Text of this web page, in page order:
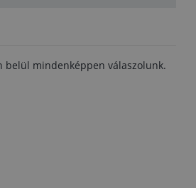
belül mindenképpen válaszolunk.